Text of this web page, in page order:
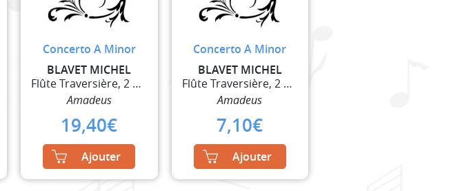
Concerto A Minor
BLAVET MICHEL
Flûte Traversière, 2 Violons et Basse Continue
Amadeus
19,40€
Ajouter
Concerto A Minor
BLAVET MICHEL
Flûte Traversière, 2 Violons et Basse Continue
Amadeus
7,10€
Ajouter